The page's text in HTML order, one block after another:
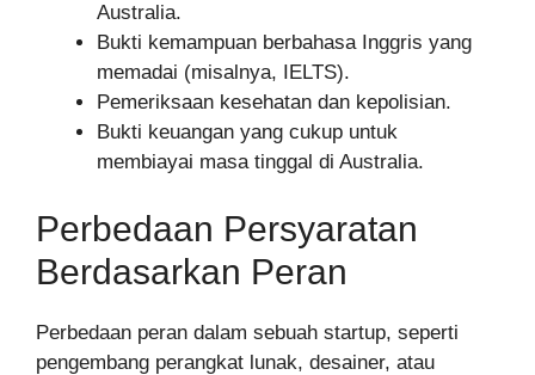
Australia.
Bukti kemampuan berbahasa Inggris yang
memadai (misalnya, IELTS).
Pemeriksaan kesehatan dan kepolisian.
Bukti keuangan yang cukup untuk
membiayai masa tinggal di Australia.
Perbedaan Persyaratan
Berdasarkan Peran
Perbedaan peran dalam sebuah startup, seperti
pengembang perangkat lunak, desainer, atau